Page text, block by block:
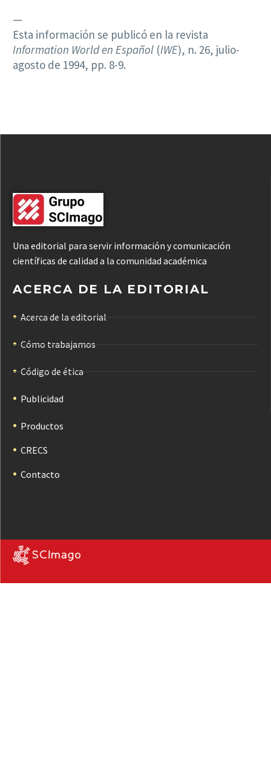
—
Esta información se publicó en la revista
Information World en Español (IWE), n. 26, julio-
agosto de 1994, pp. 8-9.
Una editorial para servir información y comunicación
científicas de calidad a la comunidad académica
ACERCA DE LA EDITORIAL
Acerca de la editorial
Cómo trabajamos
Código de ética
Publicidad
Productos
CRECS
Contacto